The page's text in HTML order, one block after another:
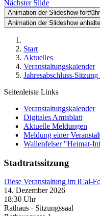
Nächster Slide
Animation der Slideshow
Animation der Slideshow
Start
Aktuelles
Veranstaltungskalender
Jahresabschluss-Sitzung
Seitenleiste Links
Veranstaltungskalender
Digitales Amtsblatt
Aktuelle Meldungen
Meldung einer
Wallenfelser "Heimat-
Stadtratssitzung
Diese Veranstaltung im iCal-
14. Dezember 2026
18:30 Uhr
Rathaus - Sitzungssaal